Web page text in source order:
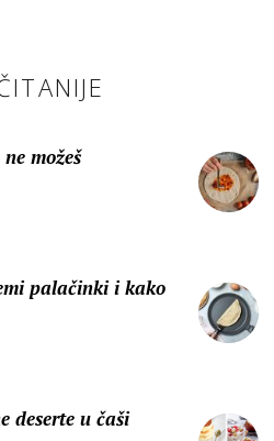
možeš
palačinki i kako
deserte u čaši